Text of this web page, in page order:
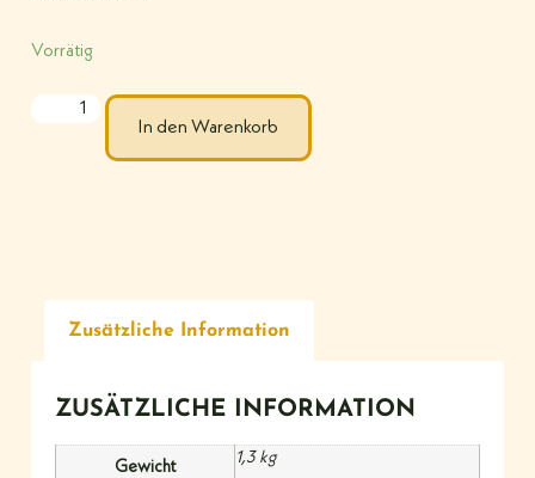
Vorrätig
In den Warenkorb
Zusätzliche Information
ZUSÄTZLICHE INFORMATION
Gewicht
1,3 kg